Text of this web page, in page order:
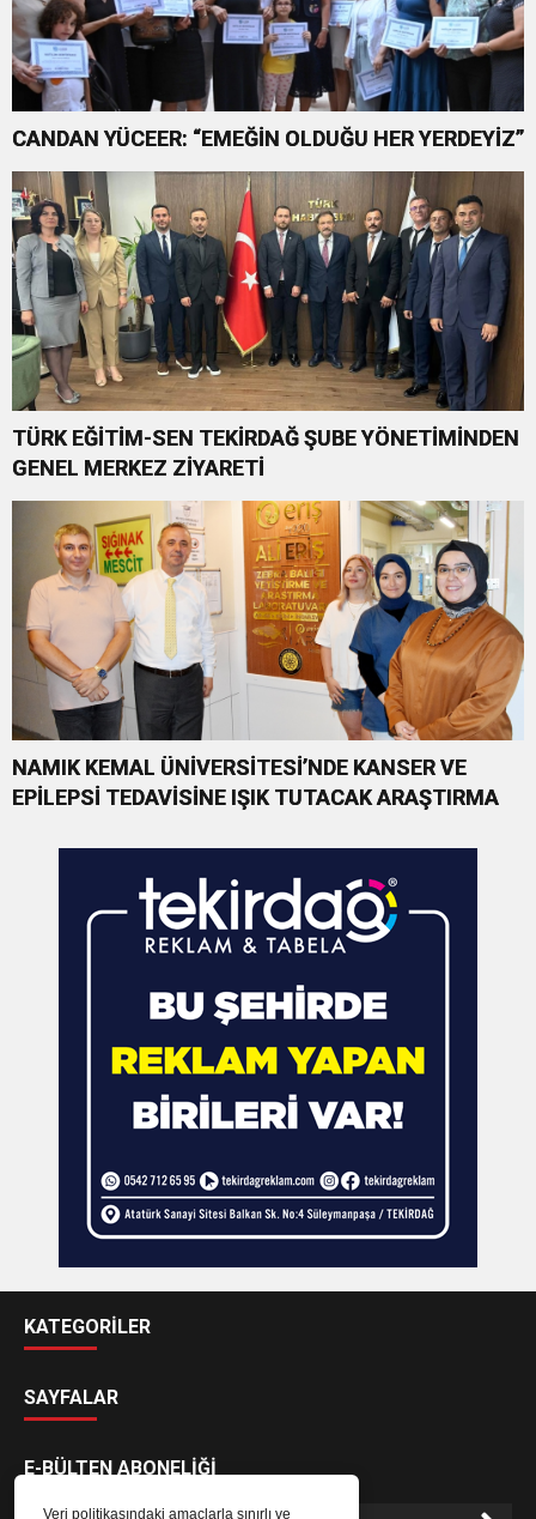
Veri politikasındaki amaçlarla sınırlı ve
CANDAN YÜCEER: “EMEĞİN OLDUĞU HER YERDEYİZ”
TÜRK EĞİTİM-SEN TEKİRDAĞ ŞUBE YÖNETİMİNDEN
GENEL MERKEZ ZİYARETİ
NAMIK KEMAL ÜNİVERSİTESİ’NDE KANSER VE
EPİLEPSİ TEDAVİSİNE IŞIK TUTACAK ARAŞTIRMA
KATEGORİLER
SAYFALAR
E-BÜLTEN ABONELİĞİ